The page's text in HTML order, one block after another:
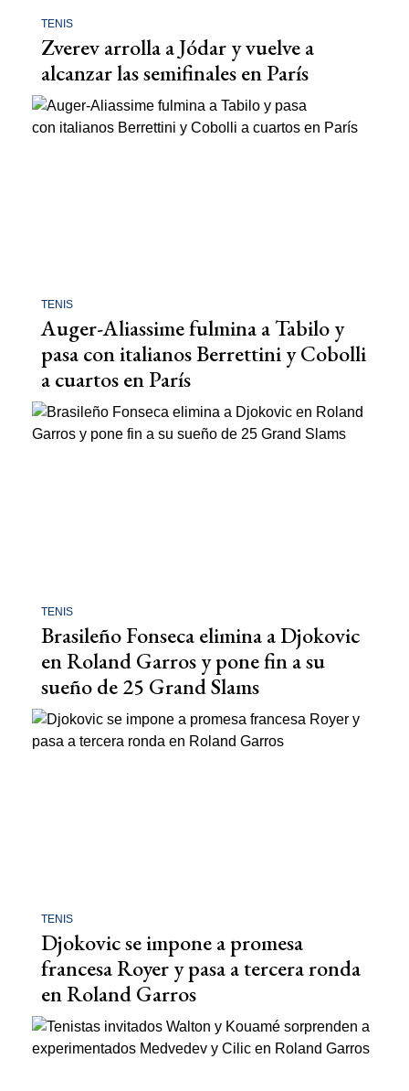
TENIS
Zverev arrolla a Jódar y vuelve a
alcanzar las semifinales en París
TENIS
Auger-Aliassime fulmina a Tabilo y
pasa con italianos Berrettini y Cobolli
a cuartos en París
TENIS
Brasileño Fonseca elimina a Djokovic
en Roland Garros y pone fin a su
sueño de 25 Grand Slams
TENIS
Djokovic se impone a promesa
francesa Royer y pasa a tercera ronda
en Roland Garros